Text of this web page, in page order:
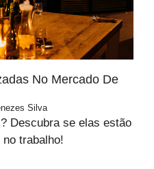
No Mercado De
Silva
Descubra se elas estão
trabalho!